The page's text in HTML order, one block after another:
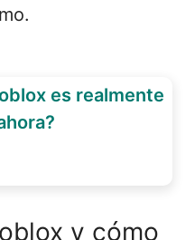
es realmente
y cómo